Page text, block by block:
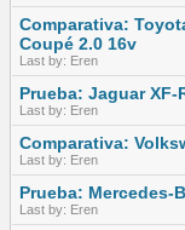
Comparativa:
Coupé 2.0 16v
Last by: Eren
Prueba: Jaguar XF-
Last by: Eren
Comparativa:
Last by: Eren
Prueba: Mercedes-
Last by: Eren